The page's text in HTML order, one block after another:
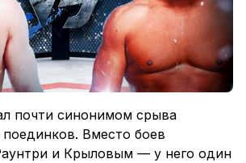
почти синонимом срыва
Вместо боев
и Крыловым — у него один